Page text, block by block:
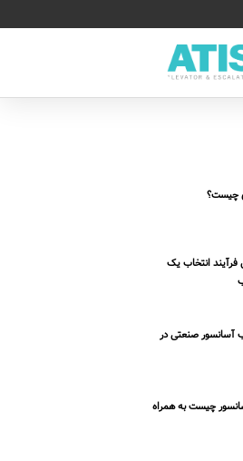
چیست؟
فرآیند انتخاب یک
آسانسور صنعتی در
چیست به همراه